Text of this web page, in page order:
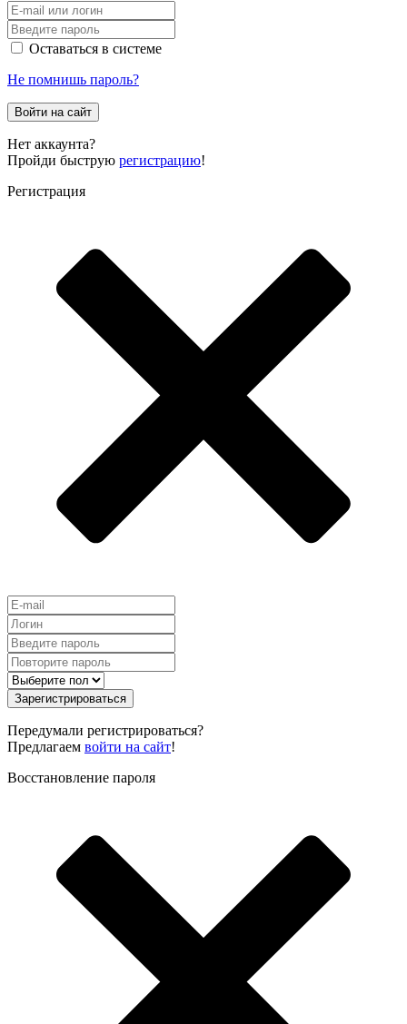
Оставаться в системе
Не помнишь пароль?
Войти на сайт
Нет аккаунта?
Пройди быструю регистрацию!
Регистрация
Зарегистрироваться
Передумали регистрироваться?
Предлагаем войти на сайт!
Восстановление пароля